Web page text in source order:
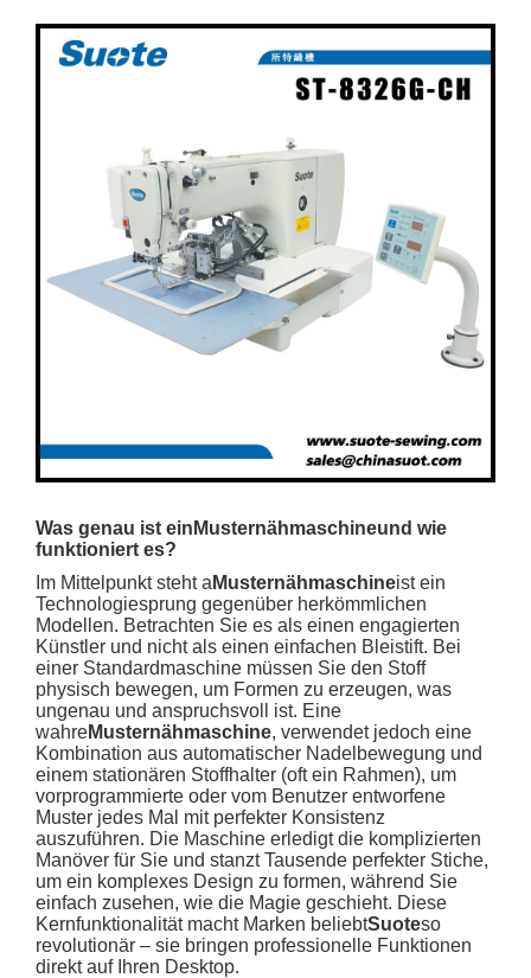
Was genau ist ein Musternähmaschineund wie
funktioniert es?
Im Mittelpunkt steht a Musternähmaschineist ein
Technologiesprung gegenüber herkömmlichen
Modellen. Betrachten Sie es als einen engagierten
Künstler und nicht als einen einfachen Bleistift. Bei
einer Standardmaschine müssen Sie den Stoff
physisch bewegen, um Formen zu erzeugen, was
ungenau und anspruchsvoll ist. Eine
wahreMusternähmaschine, verwendet jedoch eine
Kombination aus automatischer Nadelbewegung und
einem stationären Stoffhalter (oft ein Rahmen), um
vorprogrammierte oder vom Benutzer entworfene
Muster jedes Mal mit perfekter Konsistenz
auszuführen. Die Maschine erledigt die komplizierten
Manöver für Sie und stanzt Tausende perfekter Stiche,
um ein komplexes Design zu formen, während Sie
einfach zusehen, wie die Magie geschieht. Diese
Kernfunktionalität macht Marken beliebtSuoteso
revolutionär – sie bringen professionelle Funktionen
direkt auf Ihren Desktop.